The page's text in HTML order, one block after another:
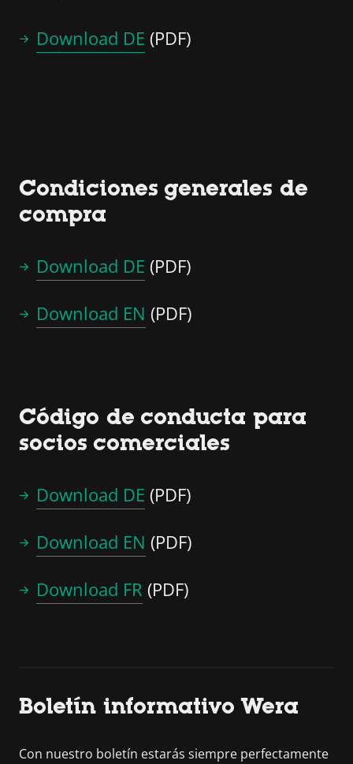
Download DE (PDF)
Condiciones generales de
compra
Download DE (PDF)
Download EN (PDF)
Código de conducta para
socios comerciales
Download DE (PDF)
Download EN (PDF)
Download FR (PDF)
Boletín informativo Wera
Con nuestro boletín estarás siempre perfectamente